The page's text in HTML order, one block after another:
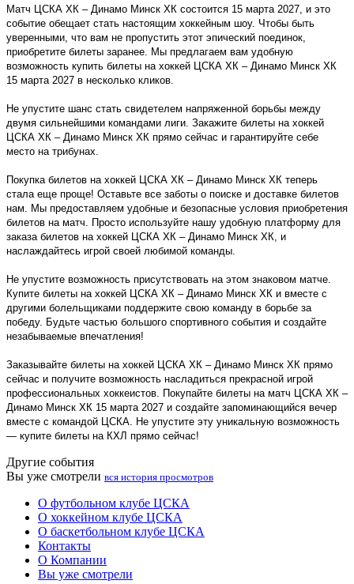
Матч ЦСКА ХК – Динамо Минск ХК состоится 15 марта 2027, и это
событие обещает стать настоящим хоккейным шоу. Чтобы быть
уверенными, что вам не пропустить этот эпический поединок,
приобретите билеты заранее. Мы предлагаем вам удобную
возможность купить билеты на хоккей ЦСКА ХК – Динамо Минск ХК
15 марта 2027 в несколько кликов.
Не упустите шанс стать свидетелем напряженной борьбы между
двумя сильнейшими командами лиги. Закажите билеты на хоккей
ЦСКА ХК – Динамо Минск ХК прямо сейчас и гарантируйте себе
место на трибунах.
Покупка билетов на хоккей ЦСКА ХК – Динамо Минск ХК теперь
стала еще проще! Оставьте все заботы о поиске и доставке билетов
нам. Мы предоставляем удобные и безопасные условия приобретения
билетов на матч. Просто используйте нашу удобную платформу для
заказа билетов на хоккей ЦСКА ХК – Динамо Минск ХК, и
наслаждайтесь игрой своей любимой команды.
Не упустите возможность присутствовать на этом знаковом матче.
Купите билеты на хоккей ЦСКА ХК – Динамо Минск ХК и вместе с
другими болельщиками поддержите свою команду в борьбе за
победу. Будьте частью большого спортивного события и создайте
незабываемые впечатления!
Заказывайте билеты на хоккей ЦСКА ХК – Динамо Минск ХК прямо
сейчас и получите возможность насладиться прекрасной игрой
профессиональных хоккеистов. Покупайте билеты на матч ЦСКА ХК –
Динамо Минск ХК 15 марта 2027 и создайте запоминающийся вечер
вместе с командой ЦСКА. Не упустите эту уникальную возможность
— купите билеты на КХЛ прямо сейчас!
Другие события
Вы уже смотрели вся история просмотров
О футбольном клубе ЦСКА
О хоккейном клубе ЦСКА
О баскетбольном клубе ЦСКА
Контакты
О Компании
Вы уже смотрели